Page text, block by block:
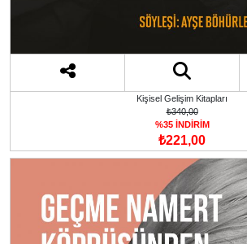
Kişisel Gelişim Kitapları
₺340,00
%35 İNDİRİM
₺221,00